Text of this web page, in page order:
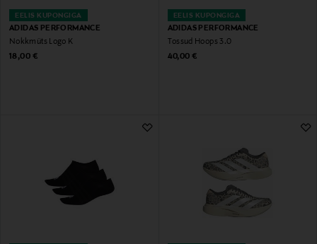
EELIS KUPONGIGA
ADIDAS PERFORMANCE
Nokkmüts Logo K
Original Price
18,00 €
EELIS KUPONGIGA
ADIDAS PERFORMANCE
Tossud Hoops 3.0
Original Price
40,00 €